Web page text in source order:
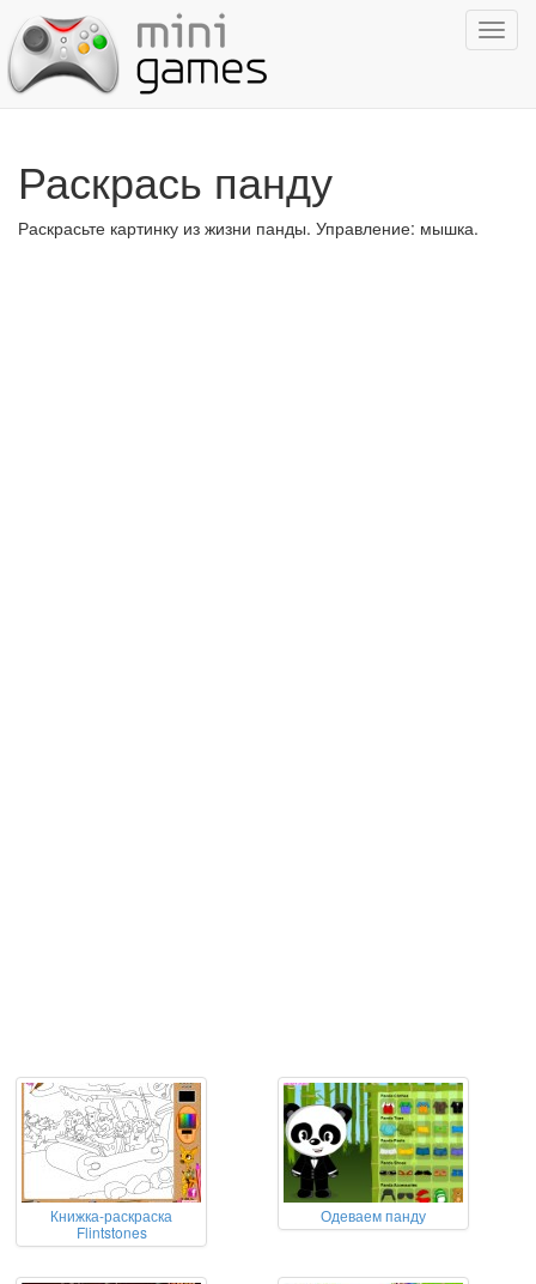
Раскрась панду
Раскрасьте картинку из жизни панды. Управление: мышка.
Книжка-раскраска
Flintstones
Одеваем панду